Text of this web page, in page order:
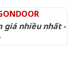
giá nhiều nhất -